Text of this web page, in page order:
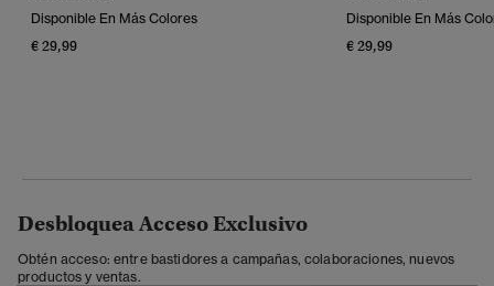
Disponible En Más Colores
€ 29,99
Disponible En Más
€ 29,99
Desbloquea Acceso Exclusivo
Obtén acceso: entre bastidores a campañas, colaboraciones, nuevos
productos y ventas.